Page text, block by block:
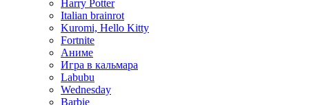
Harry Potter
Italian brainrot
Kuromi, Hello Kitty
Fortnite
Аниме
Игра в кальмара
Labubu
Wednesday
Barbie